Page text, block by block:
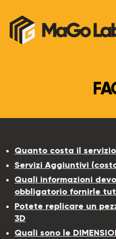
Quanto costa il
Servizi Aggiuntivi
Quali informazioni
obbligatorio fornirle
Potete replicare un
3D
Quali sono le